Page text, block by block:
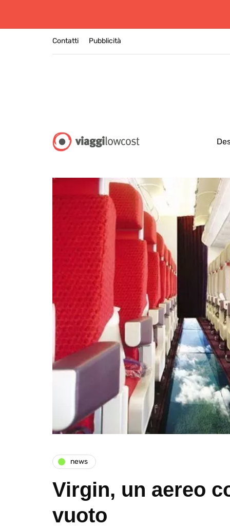
Contatti Pubblicità
news
Virgin, un aereo
vuoto